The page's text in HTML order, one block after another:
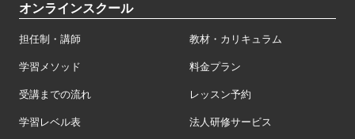
オンラインスクール
担任制・講師 教材・カリキュラム
学習メソッド 料金プラン
受講までの流れ レッスン予約
学習レベル表 法人研修サービス